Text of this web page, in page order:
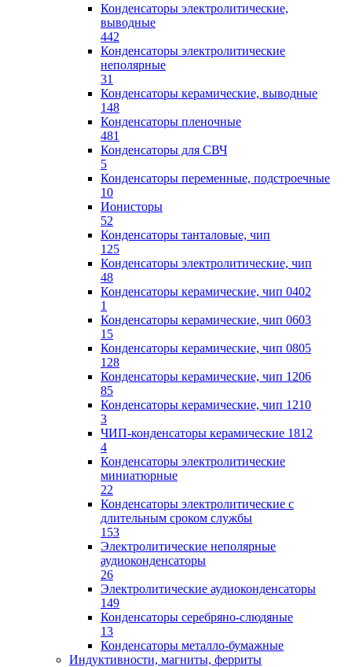
Конденсаторы электролитические,
выводные
442
Конденсаторы электролитические
неполярные
31
Конденсаторы керамические, выводные
148
Конденсаторы пленочные
481
Конденсаторы для СВЧ
5
Конденсаторы переменные, подстроечные
10
Ионисторы
52
Конденсаторы танталовые, чип
125
Конденсаторы электролитические, чип
48
Конденсаторы керамические, чип 0402
1
Конденсаторы керамические, чип 0603
15
Конденсаторы керамические, чип 0805
128
Конденсаторы керамические, чип 1206
85
Конденсаторы керамические, чип 1210
3
ЧИП-конденсаторы керамические 1812
4
Конденсаторы электролитические
миниатюрные
22
Конденсаторы электролитические с
длительным сроком службы
153
Электролитические неполярные
аудиоконденсаторы
26
Электролитические аудиоконденсаторы
149
Конденсаторы серебряно-слюдяные
13
Конденсаторы металло-бумажные
Индуктивности, магниты, ферриты